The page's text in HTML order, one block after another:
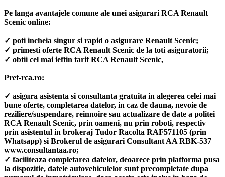
Pe langa avantajele comune ale unei asigurari RCA Renault
Scenic online:
✓ poti incheia singur si rapid o asigurare Renault Scenic;
✓ primesti oferte RCA Renault Scenic de la toti asiguratorii;
✓ obtii cel mai ieftin tarif RCA Renault Scenic,
Pret-rca.ro:
✓ asigura asistenta si consultanta gratuita in alegerea celei mai
bune oferte, completarea datelor, in caz de dauna, nevoie de
reziliere/suspendare, reinnoire sau actualizare de date a politei
RCA Renault Scenic, prin oameni, nu prin roboti, respectiv
prin asistentul in brokeraj Tudor Racolta RAF571105 (prin
Whatsapp) si Brokerul de asigurari Consultant AA RBK-537
www.consultantaa.ro;
✓ faciliteaza completarea datelor, deoarece prin platforma pusa
la dispozitie, datele autovehiculelor sunt precompletate dupa